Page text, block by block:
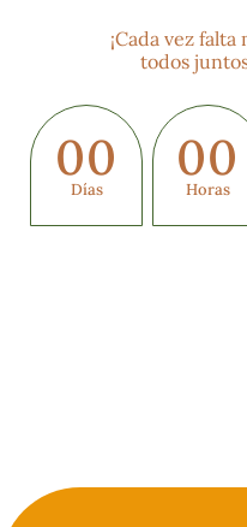
¡Cada vez
todos
00
Días
00
Horas